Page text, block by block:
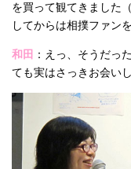
を買って観てきました
してからは相撲ファン
和田 ：えっ、そうだっ
ても実はさっきお会い